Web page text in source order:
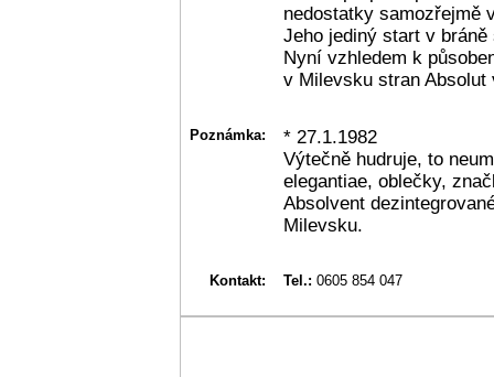
nedostatky samozřejmě
Jeho jediný start v
Nyní vzhledem k
v Milevsku stran Absolut
Poznámka:
* 27.1.1982
Výtečně hudruje, to
elegantiae, oblečky,
Absolvent
Milevsku.
Kontakt: Tel.: 0605 854 047